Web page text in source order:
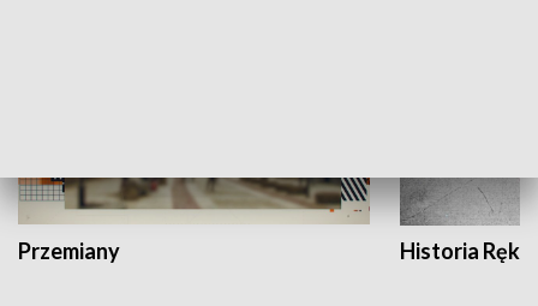
Przemiany Historia Ręką